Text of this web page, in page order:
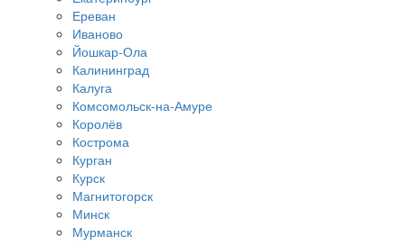
Ереван
Иваново
Йошкар-Ола
Калининград
Калуга
Комсомольск-на-Амуре
Королёв
Кострома
Курган
Курск
Магнитогорск
Минск
Мурманск